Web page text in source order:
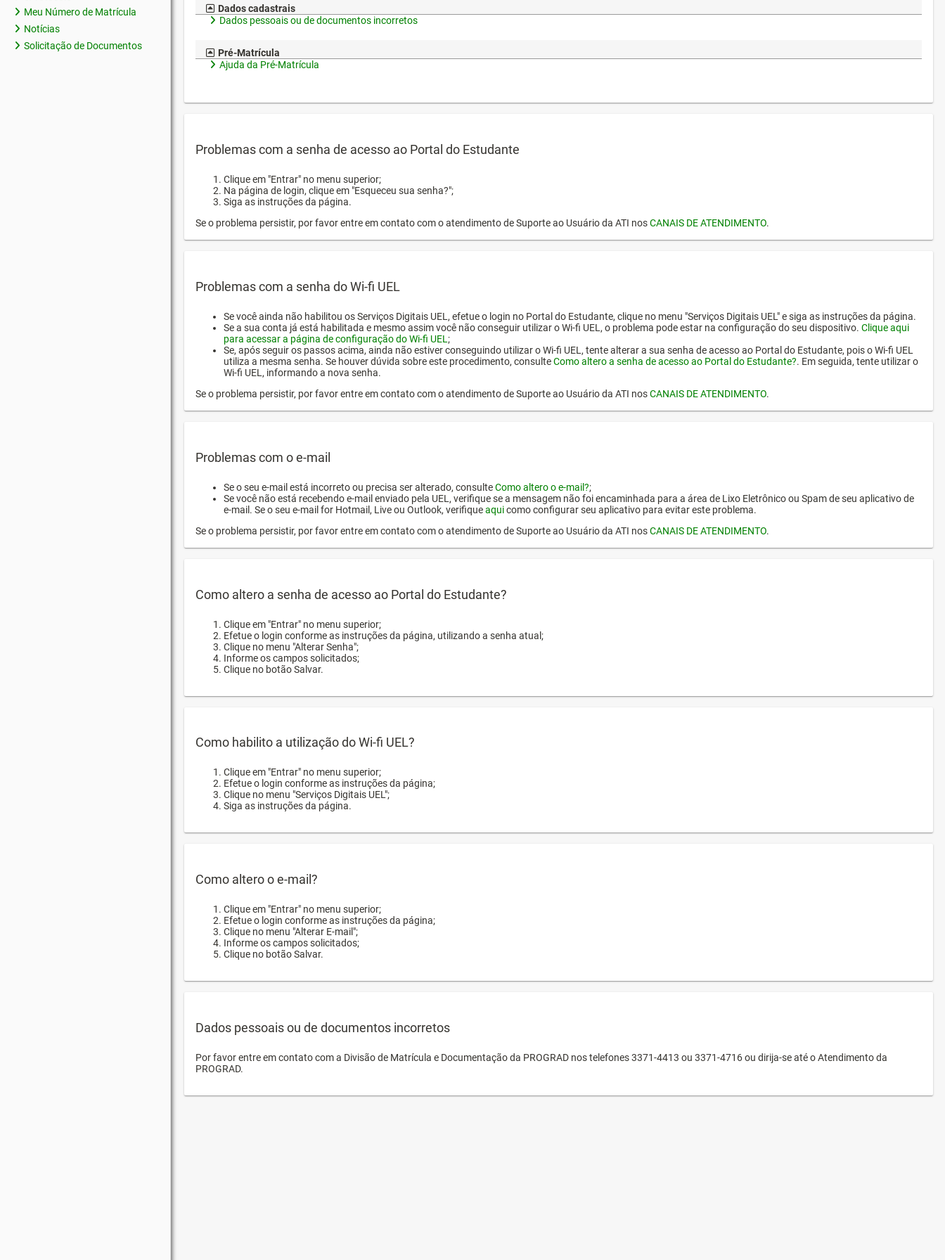
Meu Número de Matrícula
Notícias
Solicitação de Documentos
Dados cadastrais
Dados pessoais ou de documentos incorretos
Pré-Matrícula
Ajuda da Pré-Matrícula
Problemas com a senha de acesso ao Portal do Estudante
Clique em "Entrar" no menu superior;
Na página de login, clique em "Esqueceu sua senha?";
Siga as instruções da página.
Se o problema persistir, por favor entre em contato com o atendimento de Suporte ao Usuário da ATI nosCANAIS DE ATENDIMENTO.
Problemas com a senha do Wi-fi UEL
Se você ainda não habilitou os Serviços Digitais UEL, efetue o login no Portal do Estudante, clique no menu "Serviços Digitais UEL" e siga as instruções da página.
Se a sua conta já está habilitada e mesmo assim você não conseguir utilizar o Wi-fi UEL, o problema pode estar na configuração do seu dispositivo. Clique aqui
para acessar a página de configuração do Wi-fi UEL ;
Se, após seguir os passos acima, ainda não estiver conseguindo utilizar o Wi-fi UEL, tente alterar a sua senha de acesso ao Portal do Estudante, pois o Wi-fi UEL
utiliza a mesma senha. Se houver dúvida sobre este procedimento, consulteComo altero a senha de acesso ao Portal do Estudante?. Em seguida, tente utilizar o
Wi-fi UEL, informando a nova senha.
Se o problema persistir, por favor entre em contato com o atendimento de Suporte ao Usuário da ATI nosCANAIS DE ATENDIMENTO.
Problemas com o e-mail
Se o seu e-mail está incorreto ou precisa ser alterado, consulteComo altero o e-mail?;
Se você não está recebendo e-mail enviado pela UEL, verifique se a mensagem não foi encaminhada para a área de Lixo Eletrônico ou Spam de seu aplicativo de
e-mail. Se o seu e-mail for Hotmail, Live ou Outlook, verifiqueaquicomo configurar seu aplicativo para evitar este problema.
Se o problema persistir, por favor entre em contato com o atendimento de Suporte ao Usuário da ATI nosCANAIS DE ATENDIMENTO.
Como altero a senha de acesso ao Portal do Estudante?
Clique em "Entrar" no menu superior;
Efetue o login conforme as instruções da página, utilizando a senha atual;
Clique no menu "Alterar Senha";
Informe os campos solicitados;
Clique no botão Salvar.
Como habilito a utilização do Wi-fi UEL?
Clique em "Entrar" no menu superior;
Efetue o login conforme as instruções da página;
Clique no menu "Serviços Digitais UEL";
Siga as instruções da página.
Como altero o e-mail?
Clique em "Entrar" no menu superior;
Efetue o login conforme as instruções da página;
Clique no menu "Alterar E-mail";
Informe os campos solicitados;
Clique no botão Salvar.
Dados pessoais ou de documentos incorretos
Por favor entre em contato com a Divisão de Matrícula e Documentação da PROGRAD nos telefones 3371-4413 ou 3371-4716 ou dirija-se até o Atendimento da
PROGRAD.